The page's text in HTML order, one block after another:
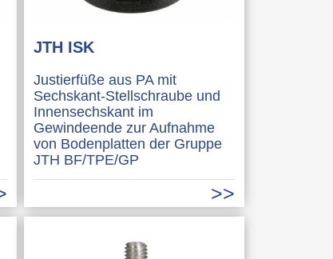
JTH ISK
Justierfüße aus PA mit
Sechskant-Stellschraube und
Innensechskant im
Gewindeende zur Aufnahme
von Bodenplatten der Gruppe
JTH BF/TPE/GP